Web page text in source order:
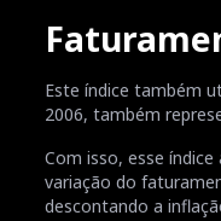
Este índice também
2006, também
Com isso, esse
variação do
descontando a